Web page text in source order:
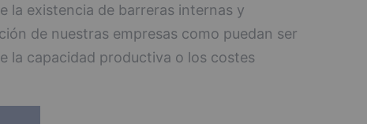
la existencia de barreras internas y
de nuestras empresas como puedan ser
la capacidad productiva o los costes